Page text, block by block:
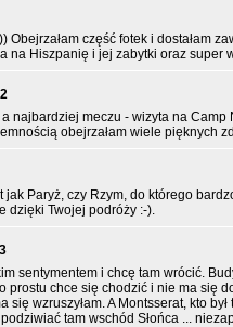
Obejrzałam część fotek i dostałam
na Hiszpanię i jej zabytki oraz super
najbardziej meczu - wizyta na Camp
obejrzałam wiele pięknych
jak Paryż, czy Rzym, do którego
dzięki Twojej podróży :-).
sentymentem i chcę tam wrócić.
prostu chce się chodzić i nie ma się
się wzruszyłam. A Montsserat, kto
tam wschód Słońca ...